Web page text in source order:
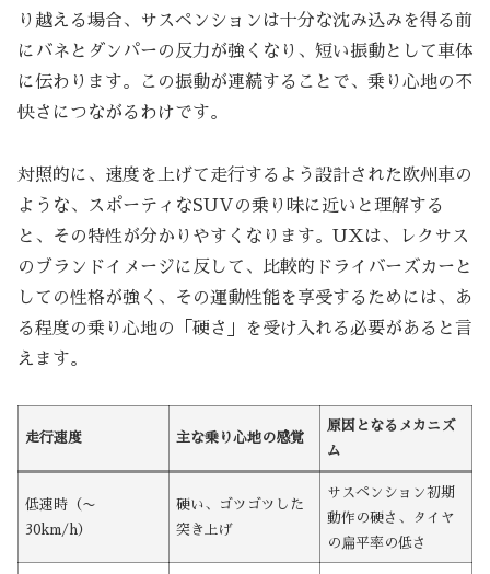
り越える場合、サスペンションは十分な沈み込みを得る前
にバネとダンパーの反力が強くなり、短い振動として車体
に伝わります。この振動が連続することで、乗り心地の不
快さにつながるわけです。
対照的に、速度を上げて走行するよう設計された欧州車の
ような、スポーティなSUVの乗り味に近いと理解する
と、その特性が分かりやすくなります。UXは、レクサス
のブランドイメージに反して、比較的ドライバーズカーと
しての性格が強く、その運動性能を享受するためには、あ
る程度の乗り心地の「硬さ」を受け入れる必要があると言
えます。
走行速度 主な乗り心地の感覚
原因となるメカニズ
ム
低速時（〜
30km/h）
硬い、ゴツゴツした
突き上げ
サスペンション初期
動作の硬さ、タイヤ
の扁平率の低さ